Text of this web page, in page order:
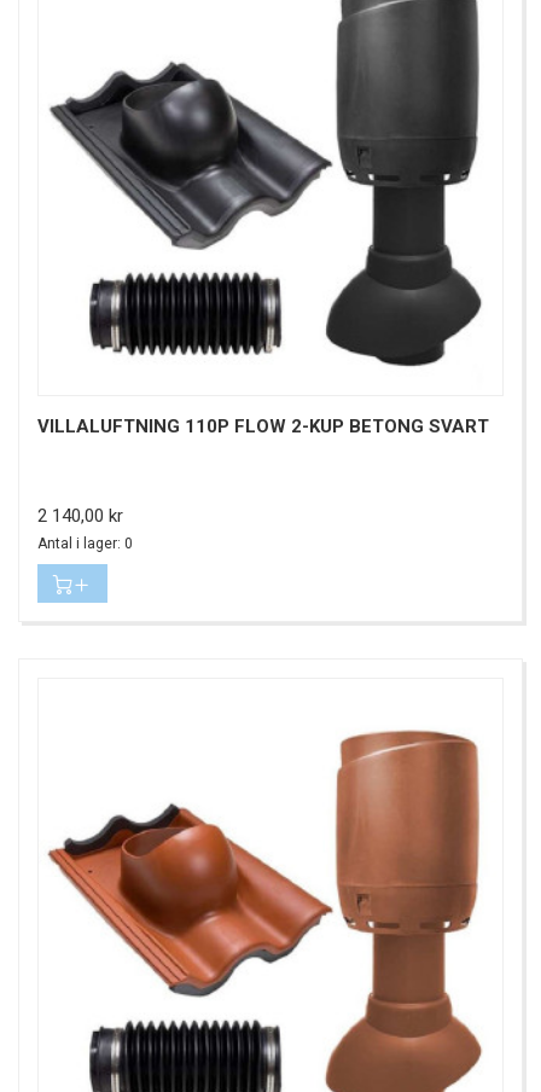
VILLALUFTNING 110P FLOW 2-KUP BETONG SVART
Pris
2 140,00 kr
Antal i lager: 0